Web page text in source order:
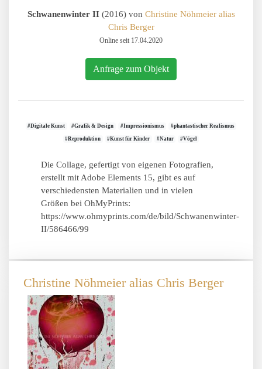
Schwanenwinter II(2016) von Christine Nöhmeier alias
Chris Berger
Online seit 17.04.2020
Anfrage zum Objekt
#Digitale Kunst #Grafik & Design #Impressionismus #phantastischer Realismus
#Reproduktion #Kunst für Kinder #Natur #Vögel
Die Collage, gefertigt von eigenen Fotografien,
erstellt mit Adobe Elements 15, gibt es auf
verschiedensten Materialien und in vielen
Größen bei OhMyPrints:
https://www.ohmyprints.com/de/bild/Schwanenwinter-
II/586466/99
Christine Nöhmeier alias Chris Berger